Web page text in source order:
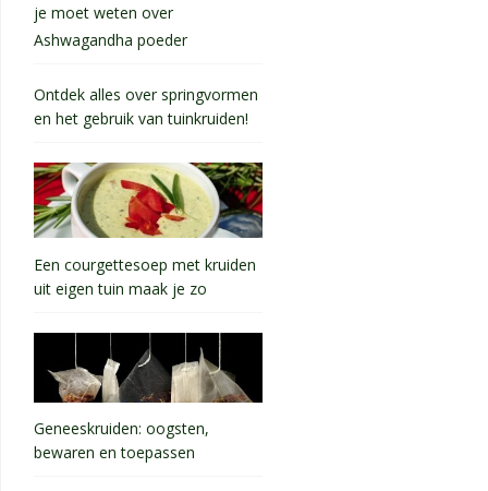
je moet weten over
Ashwagandha poeder
Ontdek alles over springvormen
en het gebruik van tuinkruiden!
Een courgettesoep met kruiden
uit eigen tuin maak je zo
Geneeskruiden: oogsten,
bewaren en toepassen